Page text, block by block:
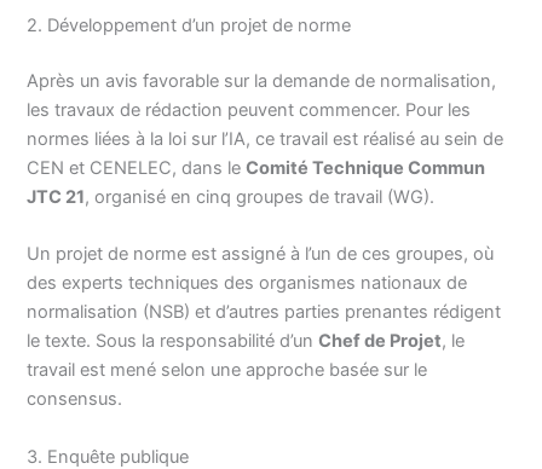
2. Développement d’un projet de norme
Après un avis favorable sur la demande de normalisation,
les travaux de rédaction peuvent commencer. Pour les
normes liées à la loi sur l’IA, ce travail est réalisé au sein de
CEN et CENELEC, dans leComité Technique Commun
JTC 21, organisé en cinq groupes de travail (WG).
Un projet de norme est assigné à l’un de ces groupes, où
des experts techniques des organismes nationaux de
normalisation (NSB) et d’autres parties prenantes rédigent
le texte. Sous la responsabilité d’unChef de Projet, le
travail est mené selon une approche basée sur le
consensus.
3. Enquête publique